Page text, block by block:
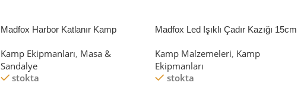
Madfox Harbor Katlanır Kamp
Kamp Ekipmanları, Masa &
Sandalye
stokta
Madfox Led Işıklı Çadır Kazığı 15cm
Kamp Malzemeleri, Kamp
Ekipmanları
stokta